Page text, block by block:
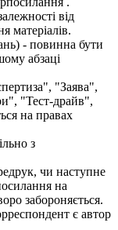
від
матеріалів.
- повинна бути
абзаці
"Заява",
"Тест-драйв",
на правах
з
чи наступне
на
забороняється.
є автор